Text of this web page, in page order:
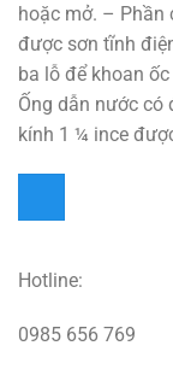
hoặc mở. –
được sơn tĩnh
ba lỗ để khoan
Ống dẫn nước
kính 1 ¼ ince
Hotline:
0985 656 769